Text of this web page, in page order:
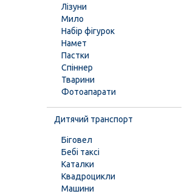
Лізуни
Мило
Набір фігурок
Намет
Пастки
Спіннер
Тварини
Фотоапарати
Дитячий транспорт
Біговел
Бебі таксі
Каталки
Квадроцикли
Машини